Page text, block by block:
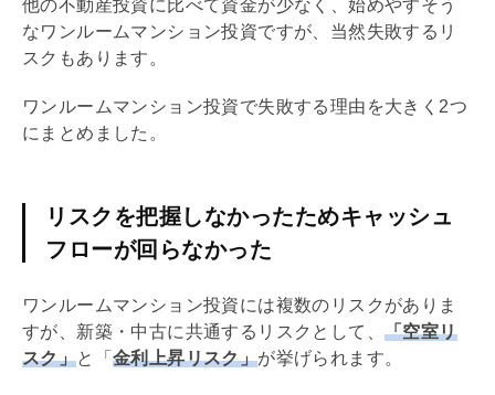
他の不動産投資に比べて資金が少なく、始めやすそう
なワンルームマンション投資ですが、当然失敗するリ
スクもあります。
ワンルームマンション投資で失敗する理由を大きく2つ
にまとめました。
リスクを把握しなかったためキャッシュ
フローが回らなかった
ワンルームマンション投資には複数のリスクがありま
すが、新築・中古に共通するリスクとして、 「空室リ
スク」と「金利上昇リスク」が挙げられます。